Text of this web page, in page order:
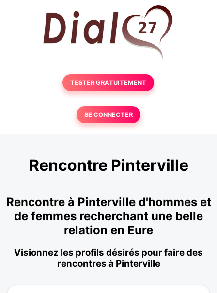
TESTER GRATUITEMENT
SE CONNECTER
Rencontre Pinterville
Rencontre à Pinterville d'hommes et
de femmes recherchant une belle
relation en Eure
Visionnez les profils désirés pour faire des
rencontres à Pinterville